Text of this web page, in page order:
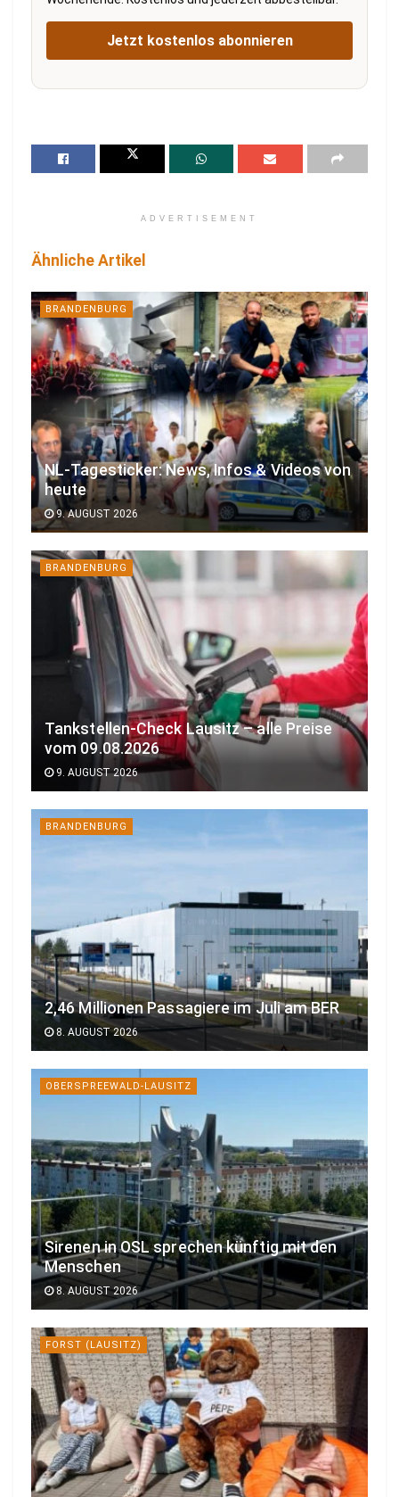
Jetzt kostenlos abonnieren
ADVERTISEMENT
Ähnliche Artikel
BRANDENBURG
NL-Tagesticker: News, Infos & Videos von
heute
9. AUGUST 2026
BRANDENBURG
Tankstellen-Check Lausitz – alle Preise
vom 09.08.2026
9. AUGUST 2026
BRANDENBURG
2,46 Millionen Passagiere im Juli am BER
8. AUGUST 2026
OBERSPREEWALD-LAUSITZ
Sirenen in OSL sprechen künftig mit den
Menschen
8. AUGUST 2026
FORST (LAUSITZ)